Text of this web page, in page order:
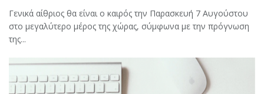
Γενικά αίθριος θα είναι ο καιρός την Παρασκευή 7 Αυγούστου
στο μεγαλύτερο μέρος της χώρας, σύμφωνα με την πρόγνωση
της...